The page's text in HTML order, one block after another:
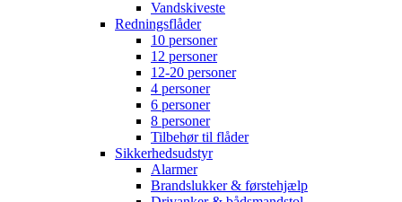
Vandskiveste
Redningsflåder
10 personer
12 personer
12-20 personer
4 personer
6 personer
8 personer
Tilbehør til flåder
Sikkerhedsudstyr
Alarmer
Brandslukker & førstehjælp